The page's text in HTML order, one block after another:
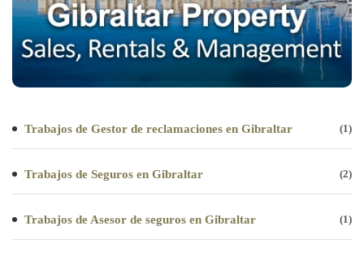
Trabajos de Gestor de reclamaciones en Gibraltar (1)
Trabajos de Seguros en Gibraltar (2)
Trabajos de Asesor de seguros en Gibraltar (1)